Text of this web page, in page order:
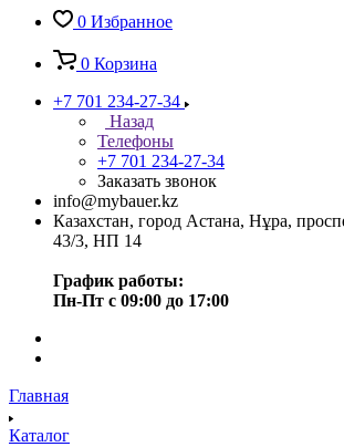
0 Избранное
0 Корзина
+7 701 234-27-34
Назад
Телефоны
+7 701 234-27-34
Заказать звонок
info@mybauer.kz
Казахстан, город Астана, Нұра,
43/3, НП 14
График работы:
Пн-Пт с 09:00 до 17:00
Главная
Каталог